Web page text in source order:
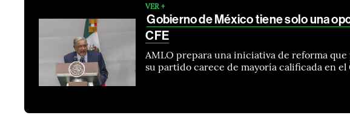
VER +
Gobierno de México tiene solo una
CFE
AMLO prepara una iniciativa de reforma
su partido carece de mayoría calificada en el